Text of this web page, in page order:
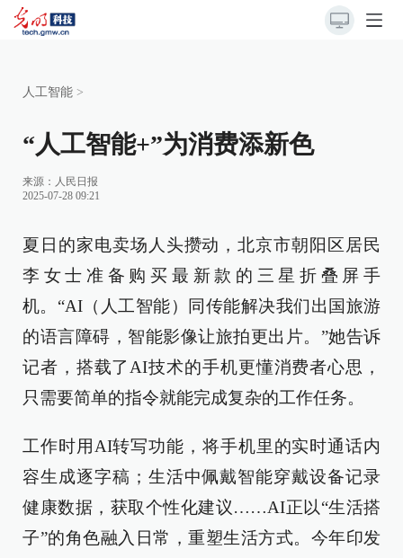
人工智能 >
“人工智能+”为消费添新色
来源： 人民日报
2025-07-28 09:21
夏日的家电卖场人头攒动，北京市朝阳区居民
李女士准备购买最新款的三星折叠屏手
机。“AI（人工智能）同传能解决我们出国旅游
的语言障碍，智能影像让旅拍更出片。”她告诉
记者，搭载了AI技术的手机更懂消费者心思，
只需要简单的指令就能完成复杂的工作任务。
工作时用AI转写功能，将手机里的实时通话内
容生成逐字稿；生活中佩戴智能穿戴设备记录
健康数据，获取个性化建议……AI正以“生活搭
子”的角色融入日常，重塑生活方式。今年印发